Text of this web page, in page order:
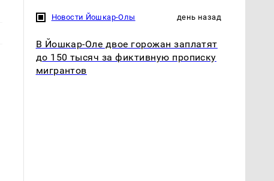
Новости Йошкар-Олы день назад
В Йошкар-Оле двое горожан заплатят
до 150 тысяч за фиктивную прописку
мигрантов